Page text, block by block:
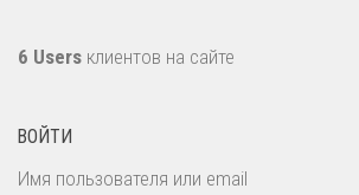
6 Users клиентов на сайте
ВОЙТИ
Имя пользователя или email